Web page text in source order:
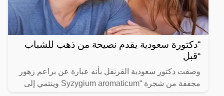
“دكتورة سعودية يقدم نصيحة من ذهب للشباب
“قبل
وصفت دكتور سعودية القرنفل بأنه عبارة عن براعم زهور
مجففة من شجرة “Syzygium aromaticum وينتمي إلى